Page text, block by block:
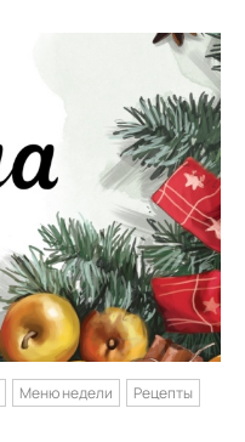
Меню недели
Рецепты